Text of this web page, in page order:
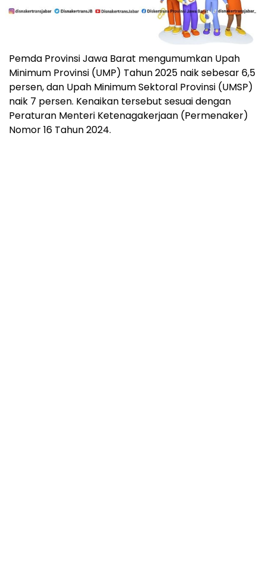
Pemda Provinsi Jawa Barat mengumumkan Upah
Minimum Provinsi (UMP) Tahun 2025 naik sebesar 6,5
persen, dan Upah Minimum Sektoral Provinsi (UMSP)
naik 7 persen. Kenaikan tersebut sesuai dengan
Peraturan Menteri Ketenagakerjaan (Permenaker)
Nomor 16 Tahun 2024.